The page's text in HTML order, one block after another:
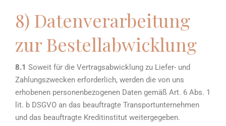
8) Datenverarbeitung
zur Bestellabwicklung
8.1 Soweit für die Vertragsabwicklung zu Liefer- und
Zahlungszwecken erforderlich, werden die von uns
erhobenen personenbezogenen Daten gemäß Art. 6 Abs. 1
lit. b DSGVO an das beauftragte Transportunternehmen
und das beauftragte Kreditinstitut weitergegeben.